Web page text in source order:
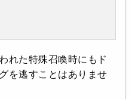
れた特殊召喚時にもド
を逃すことはありませ